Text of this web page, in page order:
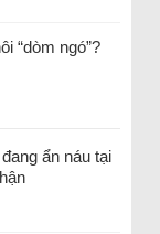
“dòm ngó”?
ẩn náu tại